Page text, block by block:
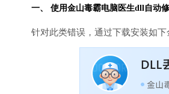
一、 使用金山毒霸电脑医生dll自动
针对此类错误，通过下载安装如